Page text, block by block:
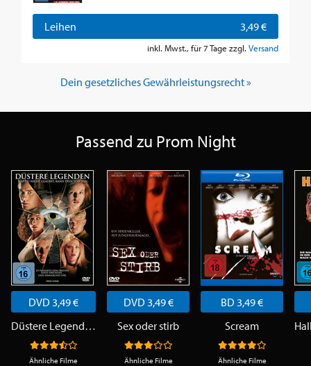
Leihen 3,49 €
inkl. Mwst., für 7 Tage zzgl. Versand
Dein gesetzliches Gewährleistungsrecht »
Passend zu Prom Night
DVD 3,49 €
Düstere Legenden
Ähnliche Filme
DVD 3,49 €
Sex oder stirb
Ähnliche Filme
BD 3,49 €
Scream
Ähnliche Filme